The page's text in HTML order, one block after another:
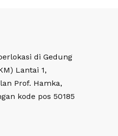
di Gedung
Lantai 1,
Prof. Hamka,
kode pos 50185